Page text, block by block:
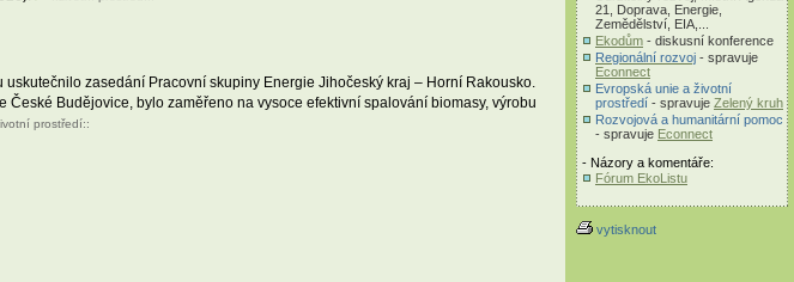
zasedání Pracovní skupiny Energie Jihočeský kraj – Horní Rakousko.
Budějovice, bylo zaměřeno na vysoce efektivní spalování biomasy, výrobu
prostředí::
21, Doprava, Energie,
Zemědělství, EIA,...
Ekodům - diskusní konference
Regionální rozvoj - spravuje
Econnect
Evropská unie a životní
prostředí - spravuje Zelený kruh
Rozvojová a humanitární pomoc
- spravuje Econnect
- Názory a komentáře:
Fórum EkoListu
vytisknout